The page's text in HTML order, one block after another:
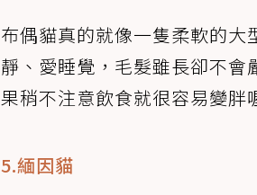
布偶貓真的就像一隻柔軟的
靜、愛睡覺，毛髮雖長卻不
果稍不注意飲食就很容易變胖
5.緬因貓